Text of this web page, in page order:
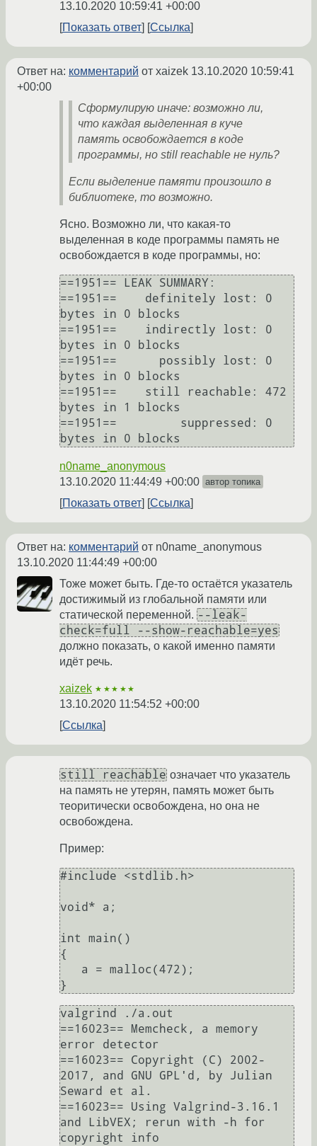
13.10.2020 10:59:41 +00:00
Показать ответ
Ссылка
Ответ на: комментарий от xaizek 13.10.2020 10:59:41
+00:00
Сформулирую иначе: возможно ли,
что каждая выделенная в куче
память освобождается в коде
программы, но still reachable не нуль?
Если выделение памяти произошло в
библиотеке, то возможно.
Ясно. Возможно ли, что какая-то
выделенная в коде программы память не
освобождается в коде программы, но:
==1951== LEAK SUMMARY:
==1951==    definitely lost: 0
bytes in 0 blocks
==1951==    indirectly lost: 0
bytes in 0 blocks
==1951==      possibly lost: 0
bytes in 0 blocks
==1951==    still reachable: 472
bytes in 1 blocks
==1951==         suppressed: 0
n0name_anonymous
13.10.2020 11:44:49 +00:00 автор топика
Показать ответ Ссылка
Ответ на: комментарий от n0name_anonymous
13.10.2020 11:44:49 +00:00
Тоже может быть. Где-то остаётся указатель
достижимый из глобальной памяти или
статической переменной. --leak-
check=full --show-reachable=yes
должно показать, о какой именно памяти
идёт речь.
xaizek ★★★★★
13.10.2020 11:54:52 +00:00
Ссылка
still reachable означает что указатель
на память не утерян, память может быть
теоритически освобождена, но она не
освобождена.
Пример:
#include <stdlib.h>
void* a;
int main()
{
valgrind ./a.out
==16023== Memcheck, a memory
error detector
==16023== Copyright (C) 2002-
2017, and GNU GPL'd, by Julian
Seward et al.
==16023== Using Valgrind-3.16.1
and LibVEX; rerun with -h for
copyright info